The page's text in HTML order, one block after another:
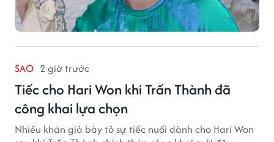
SAO 2 giờ trước
Tiếc cho Hari Won khi Trấn Thành đã
công khai lựa chọn
Nhiều khán giả bày tỏ sự tiếc nuối dành cho Hari Won